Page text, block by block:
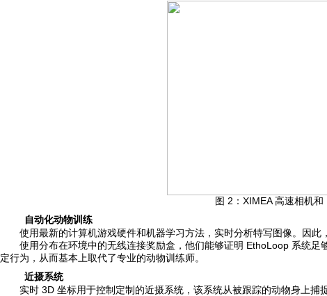
图 2：XIMEA 高速相机
自动化动物训练
使用最新的计算机游戏硬件和机器学习方法，实时分析特写图像。 因此
使用分布在环境中的无线连接奖励盒，他们能够证明 EthoLoop 系统
定行为，从而基本上取代了专业的动物训练师。
近摄系统
实时 3D 坐标用于控制定制的近摄系统，该系统从被跟踪的动物身上捕